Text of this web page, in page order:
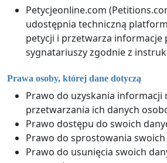
Petycjeonline.com
udostępnia techniczną
petycji i przetwarza informacje
sygnatariuszy zgodnie z
Prawa osoby, której dane dotyczą
Prawo do uzyskania informacji
przetwarzania ich danych
Prawo dostępu do swoich
Prawo do sprostowania swoich
Prawo do usunięcia swoich